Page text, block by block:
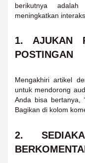
berikutnya
meningkatkan
1. AJUKAN
POSTINGAN
Mengakhiri artikel
untuk mendorong
Anda bisa bertanya,
Bagikan di kolom
2.